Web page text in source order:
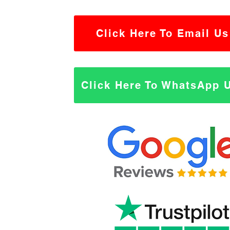
Click Here To Email Us
Click Here To WhatsApp